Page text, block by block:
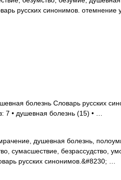
русских синонимов. отемнение
болезнь Словарь русских
7 • душевная болезнь (15) • …
душевная болезнь,
сумасшествие, безрассудство,
русских синонимов.&#8230; …